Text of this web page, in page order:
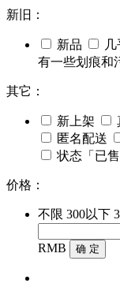
新旧：
新品
有一些划痕和
其它：
新上架
匿名配送
状态「已售
价格：
不限 300以下
RMB
确 定